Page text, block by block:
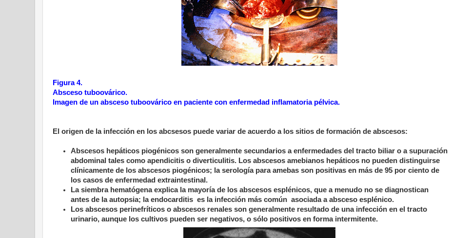
Figura 4.
Absceso tuboovárico.
Imagen de un absceso tuboovárico en paciente con enfermedad inflamatoria pélvica.
El origen de la infección en los abcsesos puede variar de acuerdo a los sitios de formación de abscesos:
Abscesos hepáticos piogénicos son generalmente secundarios a enfermedades del tracto biliar o a supuración
abdominal tales como apendicitis o diverticulitis. Los abscesos amebianos hepáticos no pueden distinguirse
clínicamente de los abscesos piogénicos; la serología para amebas son positivas en más de 95 por ciento de
los casos de enfermedad extraintestinal.
La siembra hematógena explica la mayoría de los abscesos esplénicos, que a menudo no se diagnostican
antes de la autopsia; la endocarditis es la infección más común asociada a absceso esplénico.
Los abscesos perinefríticos o abscesos renales son generalmente resultado de una infección en el tracto
urinario, aunque los cultivos pueden ser negativos, o sólo positivos en forma intermitente.